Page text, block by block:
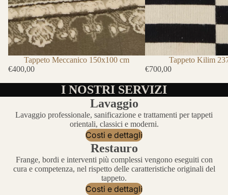
Tappeto Meccanico 150x100 cm
€400,00
Tappeto Kilim
€700,00
I NOSTRI SERVIZI
Lavaggio
Lavaggio professionale, sanificazione e trattamenti per tappeti
orientali, classici e moderni.
Costi e dettagli
Restauro
Frange, bordi e interventi più complessi vengono eseguiti con
cura e competenza, nel rispetto delle caratteristiche originali del
tappeto.
Costi e dettagli